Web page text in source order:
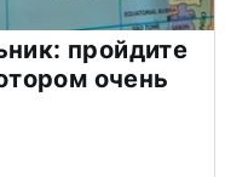
пройдите
очень